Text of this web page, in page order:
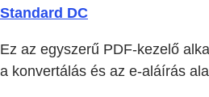
Standard DC
Ez az egyszerű PDF-kezelő
a konvertálás és az e-aláírás